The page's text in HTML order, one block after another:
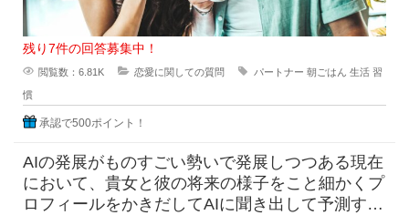
残り7件の回答募集中！
閲覧数：6.81K 恋愛に関しての質問 パートナー 朝ごはん 生活 習
慣
承認で500ポイント！
AIの発展がものすごい勢いで発展しつつある現在
において、貴女と彼の将来の様子をこと細かくプ
ロフィールをかきだしてAIに聞き出して予測すら